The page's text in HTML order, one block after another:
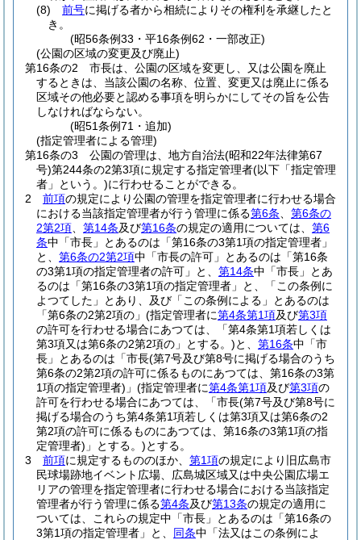
(8)
前号に掲げる者から相続によりその権利を承継したと
き。
(昭56条例33・平16条例62・一部改正)
(公園の区域の変更及び廃止)
第16条の2
市長は、公園の区域を変更し、又は公園を廃止
するときは、当該公園の名称、位置、変更又は廃止に係る
区域その他必要と認める事項を明らかにしてその旨を公告
しなければならない。
(昭51条例71・追加)
(指定管理者による管理)
第16条の3
公園の管理は、地方自治法(昭和22年法律第67
号)第244条の2第3項に規定する指定管理者(以下「指定管理
者」という。)に行わせることができる。
2
前項の規定により公園の管理を指定管理者に行わせる場合
における当該指定管理者が行う管理に係る第6条
第6条の
2第2項
第14条及び第16条の規定の適用については、 第6
条中「市長」とあるのは「第16条の3第1項の指定管理者」
と、 第6条の2第2項中「市長の許可」とあるのは「第16条
の3第1項の指定管理者の許可」と、 第14条中「市長」とあ
るのは「第16条の3第1項の指定管理者」と、「この条例に
よつてした」とあり、及び「この条例による」とあるのは
「第6条の2第2項の」 (指定管理者に第4条第1項及び第3項
の許可を行わせる場合にあつては、「第4条第1項若しくは
第3項又は第6条の2第2項の」とする。)と、 第16条中「市
長」とあるのは「市長(第7号及び第8号に掲げる場合のうち
第6条の2第2項の許可に係るものにあつては、第16条の3第
1項の指定管理者) 」 (指定管理者に第4条第1項及び第3項の
許可を行わせる場合にあつては、「市長(第7号及び第8号に
掲げる場合のうち第4条第1項若しくは第3項又は第6条の2
第2項の許可に係るものにあつては、第16条の3第1項の指
定管理者) 」とする。)とする。
3
前項に規定するもののほか、 第1項の規定により旧広島市
民球場跡地イベント広場、広島城区域又は中央公園広場エ
リアの管理を指定管理者に行わせる場合における当該指定
管理者が行う管理に係る第4条及び第13条の規定の適用に
ついては、これらの規定中「市長」とあるのは「第16条の
3第1項の指定管理者」と、 同条中「法又はこの条例によ